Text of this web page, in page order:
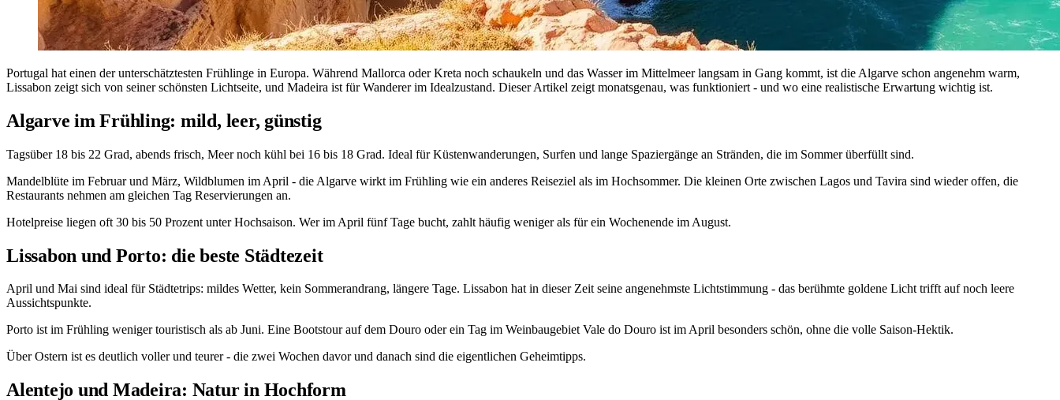
Portugal hat einen der unterschätztesten Frühlinge in Europa. Während Mallorca oder Kreta noch schaukeln und das Wasser im Mittelmeer langsam in Gang kommt, ist die Algarve schon angenehm warm,
Lissabon zeigt sich von seiner schönsten Lichtseite, und Madeira ist für Wanderer im Idealzustand. Dieser Artikel zeigt monatsgenau, was funktioniert - und wo eine realistische Erwartung wichtig ist.
Algarve im Frühling: mild, leer, günstig
Tagsüber 18 bis 22 Grad, abends frisch, Meer noch kühl bei 16 bis 18 Grad. Ideal für Küstenwanderungen, Surfen und lange Spaziergänge an Stränden, die im Sommer überfüllt sind.
Mandelblüte im Februar und März, Wildblumen im April - die Algarve wirkt im Frühling wie ein anderes Reiseziel als im Hochsommer. Die kleinen Orte zwischen Lagos und Tavira sind wieder offen, die
Restaurants nehmen am gleichen Tag Reservierungen an.
Hotelpreise liegen oft 30 bis 50 Prozent unter Hochsaison. Wer im April fünf Tage bucht, zahlt häufig weniger als für ein Wochenende im August.
Lissabon und Porto: die beste Städtezeit
April und Mai sind ideal für Städtetrips: mildes Wetter, kein Sommerandrang, längere Tage. Lissabon hat in dieser Zeit seine angenehmste Lichtstimmung - das berühmte goldene Licht trifft auf noch leere
Aussichtspunkte.
Porto ist im Frühling weniger touristisch als ab Juni. Eine Bootstour auf dem Douro oder ein Tag im Weinbaugebiet Vale do Douro ist im April besonders schön, ohne die volle Saison-Hektik.
Über Ostern ist es deutlich voller und teurer - die zwei Wochen davor und danach sind die eigentlichen Geheimtipps.
Alentejo und Madeira: Natur in Hochform